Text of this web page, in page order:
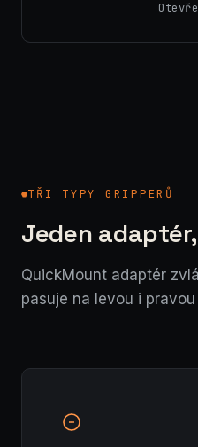
TŘI TYPY GRIPPERŮ
Jeden
QuickMount adaptér
pasuje na levou i